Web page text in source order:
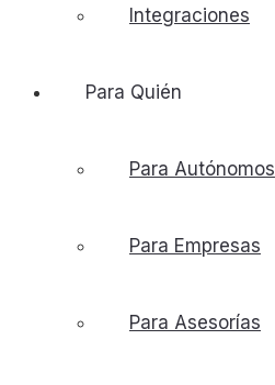
Integraciones
Para Quién
Para Autónomos
Para Empresas
Para Asesorías